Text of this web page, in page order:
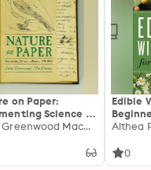
on Paper:
Science in
1770-1850
Anne Greenwood MacKinney
Edible
Edible
Althea
0